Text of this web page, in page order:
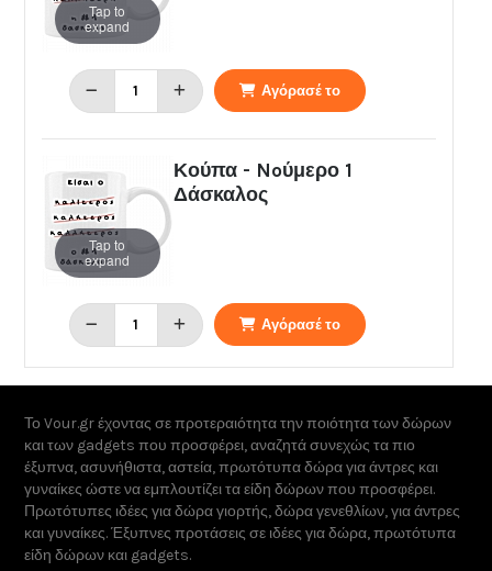
Tap to
expand
Αγόρασέ το
Tap to
expand
Κούπα - Noύμερο 1
Δάσκαλος
Αγόρασέ το
Το Vour.gr έχοντας σε προτεραιότητα την ποιότητα των δώρων
και των gadgets που προσφέρει, αναζητά συνεχώς τα πιο
έξυπνα, ασυνήθιστα, αστεία, πρωτότυπα δώρα για άντρες και
γυναίκες ώστε να εμπλουτίζει τα είδη δώρων που προσφέρει.
Πρωτότυπες ιδέες για δώρα γιορτής, δώρα γενεθλίων, για άντρες
και γυναίκες. Έξυπνες προτάσεις σε ιδέες για δώρα, πρωτότυπα
είδη δώρων και gadgets.